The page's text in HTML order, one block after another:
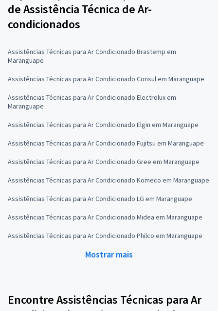
de Assistência Técnica de Ar-
condicionados
Assistências Técnicas para Ar Condicionado Brastemp em
Maranguape
Assistências Técnicas para Ar Condicionado Consul em Maranguape
Assistências Técnicas para Ar Condicionado Electrolux em
Maranguape
Assistências Técnicas para Ar Condicionado Elgin em Maranguape
Assistências Técnicas para Ar Condicionado Fujitsu em Maranguape
Assistências Técnicas para Ar Condicionado Gree em Maranguape
Assistências Técnicas para Ar Condicionado Komeco em Maranguape
Assistências Técnicas para Ar Condicionado LG em Maranguape
Assistências Técnicas para Ar Condicionado Midea em Maranguape
Assistências Técnicas para Ar Condicionado Philco em Maranguape
Mostrar mais
Encontre Assistências Técnicas para Ar